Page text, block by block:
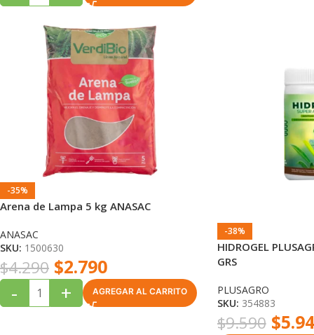
-35%
Arena de Lampa 5 kg ANASAC
ANASAC
SKU: 1500630
$4.290 $2.790
- + AGREGAR AL CARRITO
-38%
HIDROGEL
GRS
PLUSAGRO
SKU: 354883
$9.590 $